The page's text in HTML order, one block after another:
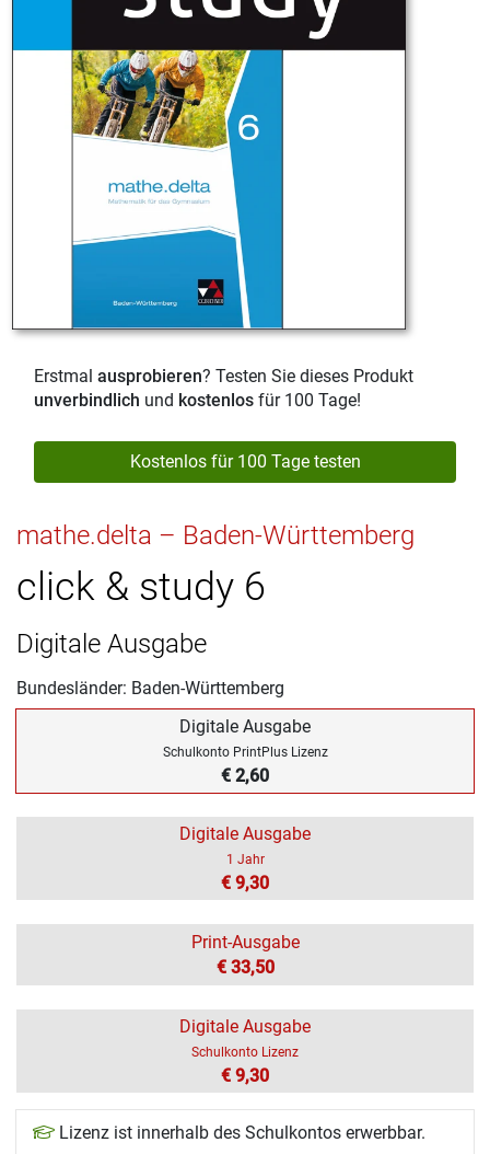
Erstmal ausprobieren? Testen Sie dieses Produkt
unverbindlich und kostenlos für 100 Tage!
Kostenlos für 100 Tage testen
mathe.delta – Baden-Württemberg
click & study 6
Digitale Ausgabe
Bundesländer: Baden-Württemberg
Digitale Ausgabe
Schulkonto PrintPlus Lizenz
€ 2,60
Digitale Ausgabe
1 Jahr
€ 9,30
Print-Ausgabe
€ 33,50
Digitale Ausgabe
Schulkonto Lizenz
€ 9,30
Lizenz ist innerhalb des Schulkontos erwerbbar.